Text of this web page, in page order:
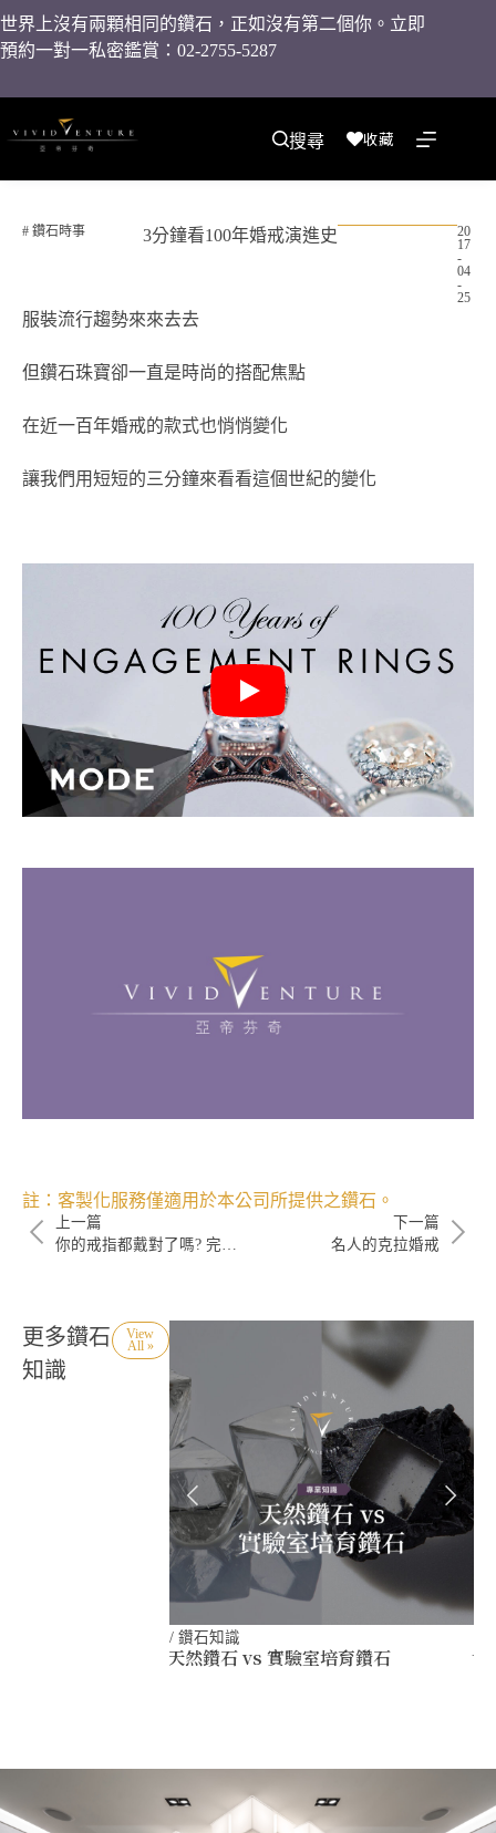
世界上沒有兩顆相同的鑽石，正如沒有第二個你。立即
預約一對一私密鑑賞：02-2755-5287
搜尋 收藏
# 鑽石時事 3分鐘看100年婚戒演進史
20
17
-
04
-
25
服裝流行趨勢來來去去
但鑽石珠寶卻一直是時尚的搭配焦點
在近一百年婚戒的款式也悄悄變化
讓我們用短短的三分鐘來看看這個世紀的變化
註：客製化服務僅適用於本公司所提供之鑽石。
上一篇
你的戒指都戴對了嗎? 完美手形搭配訣竅！
下一篇
名人的克拉婚戒
更多鑽石
知識
View
All »
/ 鑽石知識
天然鑽石 vs 實驗室培育鑽石 世